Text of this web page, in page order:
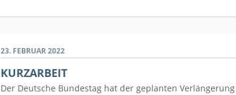
23. FEBRUAR 2022
KURZARBEIT
Der Deutsche Bundestag hat der geplanten